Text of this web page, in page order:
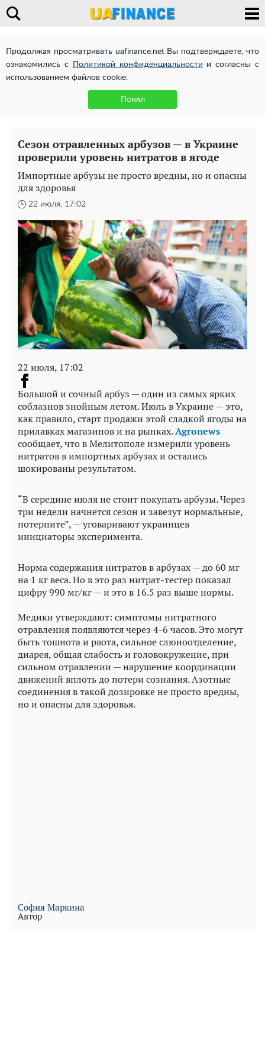
Продолжая просматривать uafinance.net Вы подтверждаете, что
ознакомились с
Политикой конфиденциальности и согласны с
использованием файлов cookie.
Понял
Сезон отравленных арбузов — в Украине
проверили уровень нитратов в ягоде
Импортные арбузы не просто вредны, но и опасны
для здоровья
22 июля, 17:02
22 июля, 17:02
Большой и сочный арбуз — один из самых ярких
соблазнов знойным летом. Июль в Украине — это,
как правило, старт продажи этой сладкой ягоды на
прилавках магазинов и на рынках.Agronews
сообщает, что в Мелитополе измерили уровень
нитратов в импортных арбузах и остались
шокированы результатом.
“В середине июля не стоит покупать арбузы. Через
три недели начнется сезон и завезут нормальные,
потерпите”, — уговаривают украинцев
инициаторы эксперимента.
Норма содержания нитратов в арбузах — до 60 мг
на 1 кг веса. Но в это раз нитрат-тестер показал
цифру 990 мг/кг — и это в 16.5 раз выше нормы.
Медики утверждают: симптомы нитратного
отравления появляются через 4-6 часов. Это могут
быть тошнота и рвота, сильное слюноотделение,
диарея, общая слабость и головокружение, при
сильном отравлении — нарушение координации
движений вплоть до потери сознания. Азотные
соединения в такой дозировке не просто вредны,
но и опасны для здоровья.
София Маркина
Автор